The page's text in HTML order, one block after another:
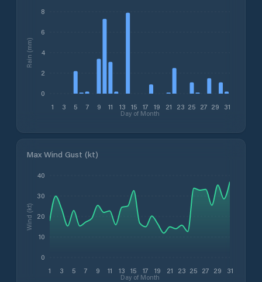
1 3 5 7 9 11 13 15 17 19 21 23 25 27 29 31
Day of Month
0
2
4
6
8
Rain (mm)
Max Wind Gust (kt)
1 3 5 7 9 11 13 15 17 19 21 23 25 27 29 31
Day of Month
0
10
20
30
40
Wind (kt)